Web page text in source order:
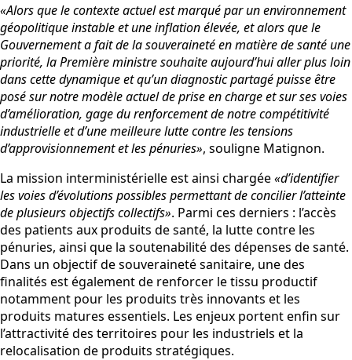
«Alors que le contexte actuel est marqué par un environnement
géopolitique instable et une inflation élevée, et alors que le
Gouvernement a fait de la souveraineté en matière de santé une
priorité, la Première ministre souhaite aujourd’hui aller plus loin
dans cette dynamique et qu’un diagnostic partagé puisse être
posé sur notre modèle actuel de prise en charge et sur ses voies
d’amélioration, gage du renforcement de notre compétitivité
industrielle et d’une meilleure lutte contre les tensions
d’approvisionnement et les pénuries», souligne Matignon.
La mission interministérielle est ainsi chargée«d’identifier
les voies d’évolutions possibles permettant de concilier l’atteinte
de plusieurs objectifs collectifs». Parmi ces derniers : l’accès
des patients aux produits de santé, la lutte contre les
pénuries, ainsi que la soutenabilité des dépenses de santé.
Dans un objectif de souveraineté sanitaire, une des
finalités est également de renforcer le tissu productif
notamment pour les produits très innovants et les
produits matures essentiels. Les enjeux portent enfin sur
l’attractivité des territoires pour les industriels et la
relocalisation de produits stratégiques.